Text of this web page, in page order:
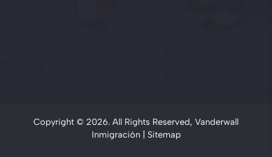
Copyright © 2026. All Rights Reserved, Vanderwall
Inmigración | Sitemap